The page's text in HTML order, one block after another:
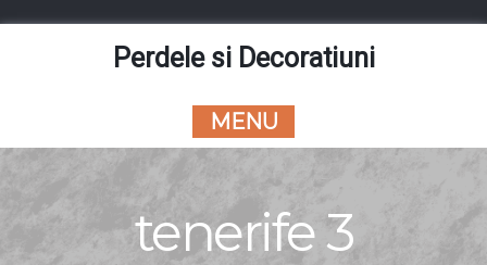
Perdele si Decoratiuni
MENU
tenerife 3